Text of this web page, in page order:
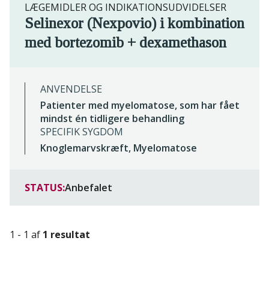
LÆGEMIDLER OG INDIKATIONSUDVIDELSER
Selinexor (Nexpovio) i kombination
med bortezomib + dexamethason
ANVENDELSE
Patienter med myelomatose, som har fået
mindst én tidligere behandling
SPECIFIK SYGDOM
Knoglemarvskræft, Myelomatose
STATUS:Anbefalet
1 - 1 af 1 resultat